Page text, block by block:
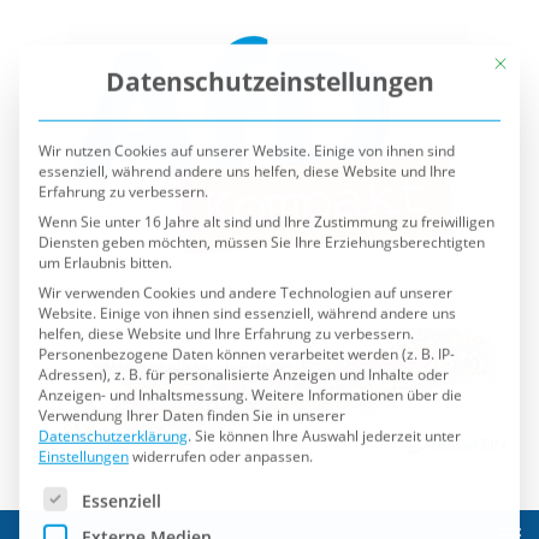
Wir nutzen Cookies auf unserer Website. Einige von ihnen sind
essenziell, während andere uns helfen, diese Website und Ihre
Erfahrung zu verbessern.
Wenn Sie unter 16 Jahre alt sind und Ihre Zustimmung zu freiwilligen
Diensten geben möchten, müssen Sie Ihre Erziehungsberechtigten
um Erlaubnis bitten.
Wir verwenden Cookies und andere Technologien auf unserer
Website. Einige von ihnen sind essenziell, während andere uns
helfen, diese Website und Ihre Erfahrung zu verbessern.
Personenbezogene Daten können verarbeitet werden (z. B. IP-
Adressen), z. B. für personalisierte Anzeigen und Inhalte oder
Anzeigen- und Inhaltsmessung.Weitere Informationen über die
Verwendung Ihrer Daten finden Sie in unserer
Datenschutzerklärung. Sie können Ihre Auswahl jederzeit unter
Einstellungenwiderrufen oder anpassen.
Es folgt eine Liste der Service-Gruppen, für die eine
Externe Medien